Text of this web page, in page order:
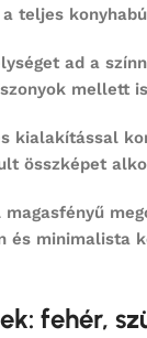
teljes
ad a
mellett
kialakítással
összképet
magasfényű
és minimalista
fehér,